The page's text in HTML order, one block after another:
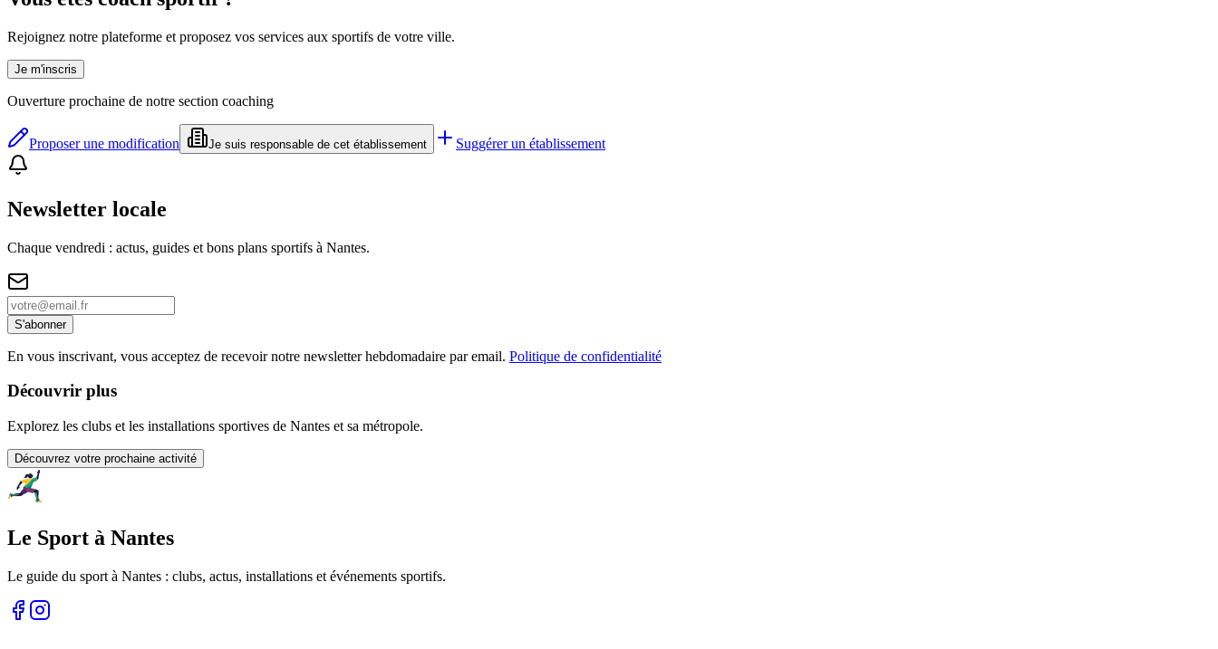
Rejoignez notre plateforme et proposez vos services aux sportifs de votre ville.
Je m'inscris
Ouverture prochaine de notre section coaching
Proposer une modification Je suis responsable de cet établissement Suggérer un établissement
Newsletter locale
Chaque vendredi : actus, guides et bons plans sportifs à Nantes.
S'abonner
En vous inscrivant, vous acceptez de recevoir notre newsletter hebdomadaire par email. Politique de confidentialité
Découvrir plus
Explorez les clubs et les installations sportives de Nantes et sa métropole.
Découvrez votre prochaine activité
Le Sport à Nantes
Le guide du sport à Nantes : clubs, actus, installations et événements sportifs.